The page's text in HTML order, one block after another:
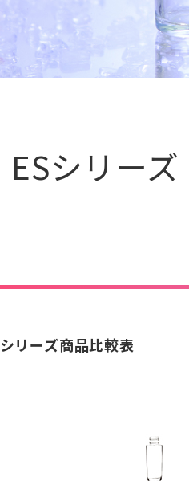
ESシリーズ
シリーズ商品比較表